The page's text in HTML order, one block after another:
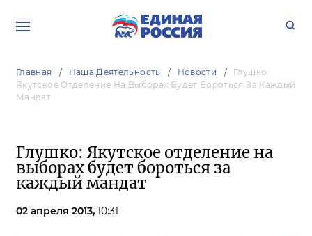
Главная Наша Деятельность Новости
Глушко:
Якутское Отделение На Выборах Будет Бороться За Каждый
Мандат
Глушко: Якутское отделение на
выборах будет бороться за
каждый мандат
02 апреля 2013, 10:31